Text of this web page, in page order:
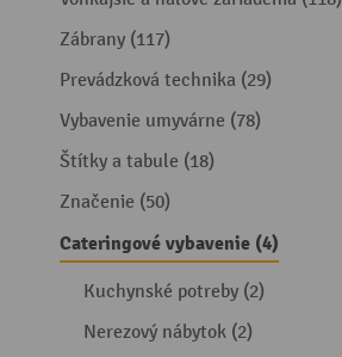
Zábrany (117)
Prevádzková technika (29)
Vybavenie umyvárne (78)
Štítky a tabule (18)
Značenie (50)
Cateringové vybavenie (4)
Kuchynské potreby (2)
Nerezový nábytok (2)